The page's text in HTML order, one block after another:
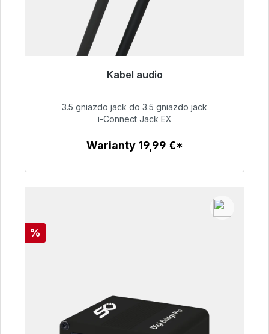
Kabel audio
Gotowy do natychmiastowej wysyłki, czas
51,99 €
3.5 gniazdo jack do 3.5 gniazdo jack
i-Connect Jack EX
Warianty 19,99 €*
Rabat
%